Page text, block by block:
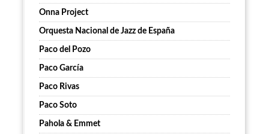
Onna Project
Orquesta Nacional de Jazz de España
Paco del Pozo
Paco García
Paco Rivas
Paco Soto
Pahola & Emmet